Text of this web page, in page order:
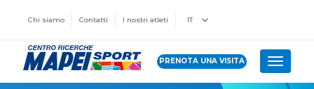
Chi siamo Contatti I nostri atleti IT
PRENOTA UNA VISITA Toggle